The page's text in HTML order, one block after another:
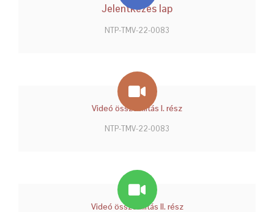
Jelentkezés lap
NTP-TMV-22-0083
Videó összeállítás I. rész
NTP-TMV-22-0083
Videó összeállítás II. rész